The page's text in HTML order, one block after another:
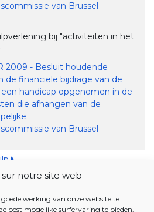
sur notre site web
werking van onze website te
best mogelijke surfervaring te bieden.
van Brussel-
bij "activiteiten in het
2009 - Besluit houdende
de financiële bijdrage van de
handicap opgenomen in de
die afhangen van de
van Brussel-